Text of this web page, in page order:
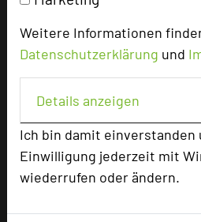
Weitere Informationen
Datenschutzerklärung und
Details anzeigen
Ich bin damit einverstanden
Einwilligung jederzeit mit
wiederrufen oder ändern.
Hotel
Hoteldaten
Max. Tagungskapazität
Parlamentarisch